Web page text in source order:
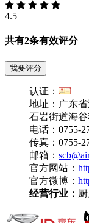
4.5
共有2条有效评分
我要评分
认证：
地址：广东
石岩街道海
电话：0755-
传真：0755-
邮箱：
官方网站：
官方微博：
经营行业：